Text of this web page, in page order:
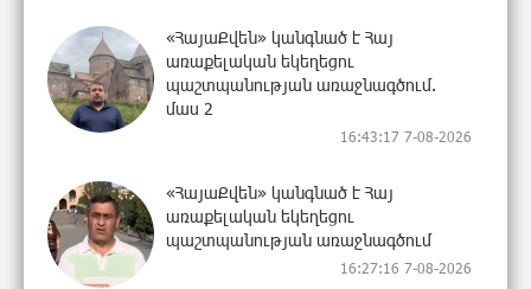
«ՀայաՔվեն» կանգնած է Հայ
առաքելական եկեղեցու
պաշտպանության առաջնագծում.
մաս 2
16:43:17 7-08-2026
«ՀայաՔվեն» կանգնած է Հայ
առաքելական եկեղեցու
պաշտպանության առաջնագծում
16:27:16 7-08-2026